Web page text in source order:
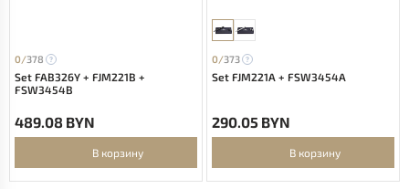
0/378
Set FAB326Y + FJM221B +
FSW3454B
489.08 BYN
В корзину
0/373
Set FJM221A + FSW3454A
290.05 BYN
В корзину